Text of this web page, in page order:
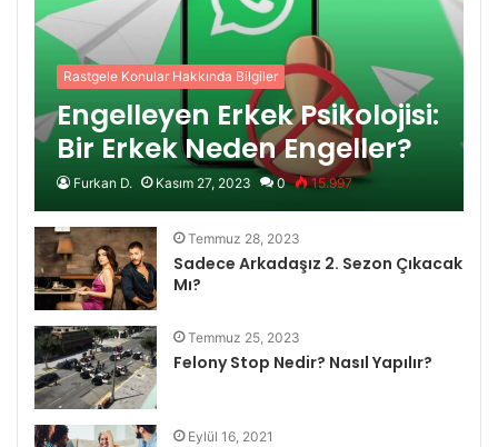
Rastgele Konular Hakkında Bilgiler
Engelleyen Erkek Psikolojisi:
Bir Erkek Neden Engeller?
Furkan D. Kasım 27, 2023 0 15.997
Temmuz 28, 2023
Sadece Arkadaşız 2. Sezon Çıkacak
Mı?
Temmuz 25, 2023
Felony Stop Nedir? Nasıl Yapılır?
Eylül 16, 2021